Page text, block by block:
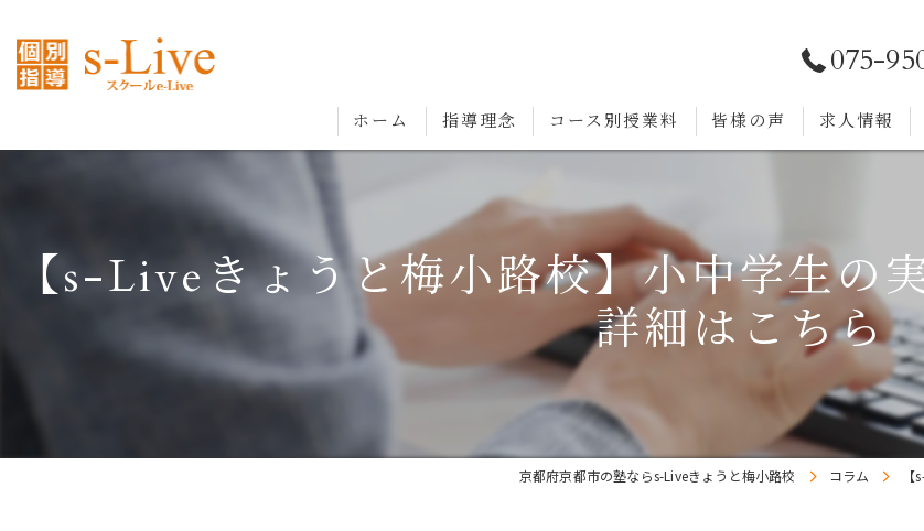
075-
ホーム 指導理念 コース別授業料 皆様の声 求人情報
【s-Liveきょうと梅小路校】小中学生の
詳細はこちら
京都府京都市の塾ならs-Liveきょうと梅小路校 コラム